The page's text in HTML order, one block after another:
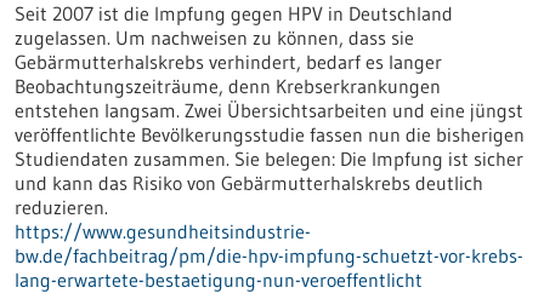
Seit 2007 ist die Impfung gegen HPV in Deutschland
zugelassen. Um nachweisen zu können, dass sie
Gebärmutterhalskrebs verhindert, bedarf es langer
Beobachtungszeiträume, denn Krebserkrankungen
entstehen langsam. Zwei Übersichtsarbeiten und eine jüngst
veröffentlichte Bevölkerungsstudie fassen nun die bisherigen
Studiendaten zusammen. Sie belegen: Die Impfung ist sicher
und kann das Risiko von Gebärmutterhalskrebs deutlich
reduzieren.
https://www.gesundheitsindustrie-
bw.de/fachbeitrag/pm/die-hpv-impfung-schuetzt-vor-krebs-
lang-erwartete-bestaetigung-nun-veroeffentlicht